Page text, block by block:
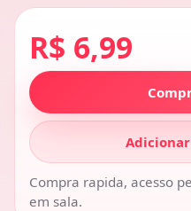
R$ 6,99
Compra rapida, acesso
em sala.